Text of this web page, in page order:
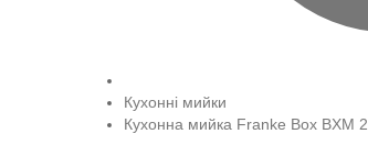
Кухонні мийки
Кухонна мийка Franke Box BXM